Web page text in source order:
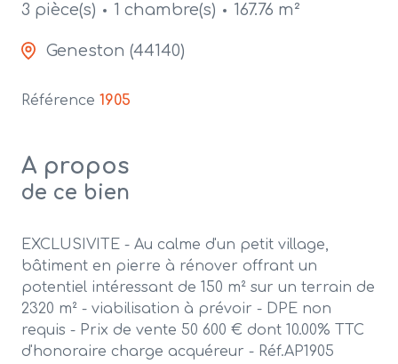
3 pièce(s)
1 chambre(s) 167.76 m²
Geneston (44140)
Référence 1905
A propos
de ce bien
EXCLUSIVITE - Au calme d'un petit village,
bâtiment en pierre à rénover offrant un
potentiel intéressant de 150 m² sur un terrain de
2320 m² - viabilisation à prévoir - DPE non
requis - Prix de vente 50 600 € dont 10.00% TTC
d'honoraire charge acquéreur - Réf.AP1905